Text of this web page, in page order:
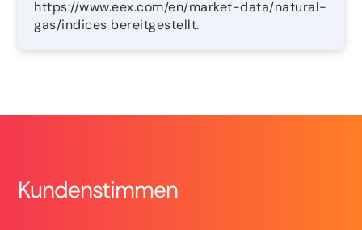
https://www.eex.com/en/market-data/natural-
gas/indices bereitgestellt.
Kundenstimmen